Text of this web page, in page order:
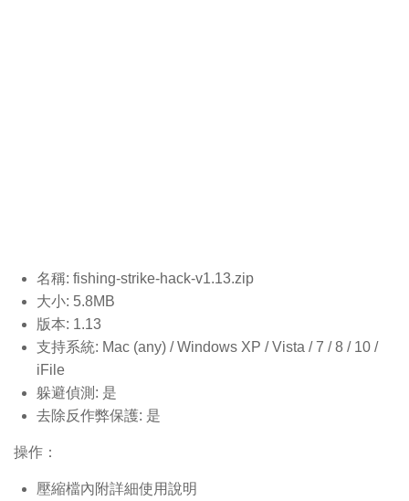
名稱: fishing-strike-hack-v1.13.zip
大小: 5.8MB
版本: 1.13
支持系統: Mac (any) / Windows XP / Vista / 7 / 8 / 10 /
iFile
躲避偵測: 是
去除反作弊保護: 是
操作：
壓縮檔內附詳細使用說明